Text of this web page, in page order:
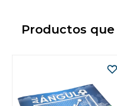
Productos